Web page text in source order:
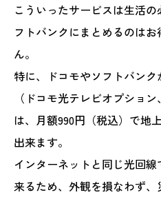
こういったサービスは生活
フトバンクにまとめるのは
ん。
特に、ドコモやソフトバン
（ドコモ光テレビオプショ
は、月額990円（税込）で地
出来ます。
インターネットと同じ光回
来るため、外観を損なわず